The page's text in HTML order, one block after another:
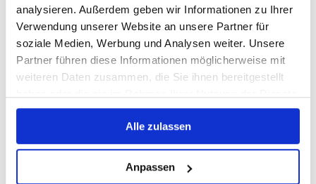
analysieren. Außerdem geben wir Informationen zu Ihrer
Verwendung unserer Website an unsere Partner für
soziale Medien, Werbung und Analysen weiter. Unsere
Partner führen diese Informationen möglicherweise mit
weiteren Daten zusammen, die Sie ihnen bereitgestellt
gesammelt haben.
Alle zulassen
Anpassen